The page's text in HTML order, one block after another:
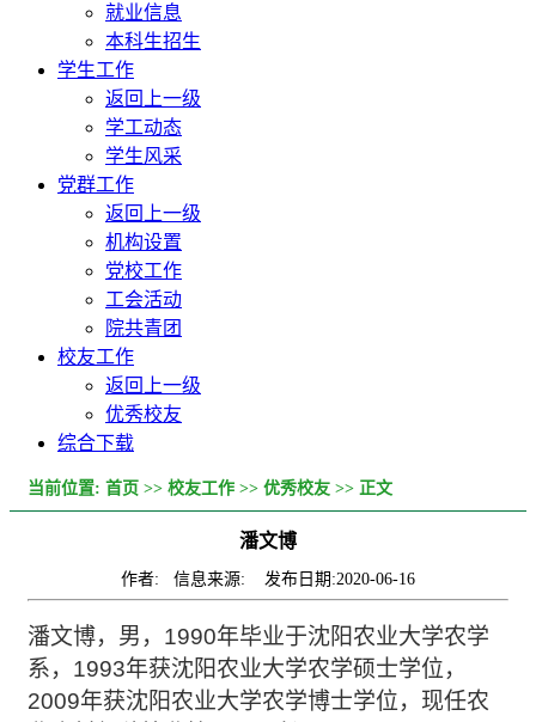
就业信息
本科生招生
学生工作
返回上一级
学工动态
学生风采
党群工作
返回上一级
机构设置
党校工作
工会活动
院共青团
校友工作
返回上一级
优秀校友
综合下载
当前位置: 首页 >> 校友工作 >> 优秀校友 >> 正文
潘文博
作者: 信息来源: 发布日期:2020-06-16
潘文博，男， 1990年毕业于沈阳农业大学农学
系， 1993年获沈阳农业大学农学硕士学位，
2009年获沈阳农业大学农学博士学位，现任农